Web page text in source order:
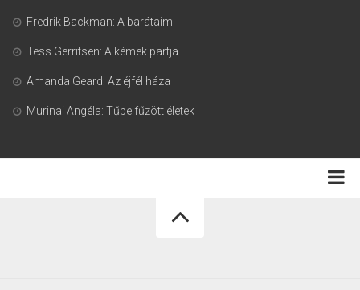
Fredrik Backman: A barátaim
Tess Gerritsen: A kémek partja
Amanda Geard: Az éjfél háza
Murinai Angéla: Tűbe fűzött életek